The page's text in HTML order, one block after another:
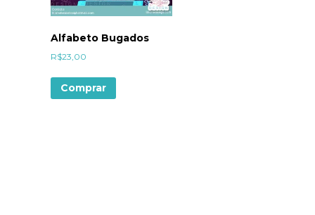
Alfabeto Bugados
R$23,00
Comprar